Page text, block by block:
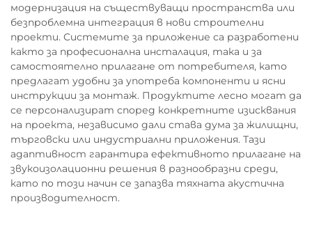
модернизация на съществуващи пространства или
безпроблемна интеграция в нови строителни
проекти. Системите за приложение са разработени
както за професионална инсталация, така и за
самостоятелно прилагане от потребителя, като
предлагат удобни за употреба компоненти и ясни
инструкции за монтаж. Продуктите лесно могат да
се персонализират според конкретните изисквания
на проекта, независимо дали става дума за жилищни,
търговски или индустриални приложения. Тази
адаптивност гарантира ефективното прилагане на
звукоизолационни решения в разнообразни среди,
като по този начин се запазва тяхната акустична
производителност.